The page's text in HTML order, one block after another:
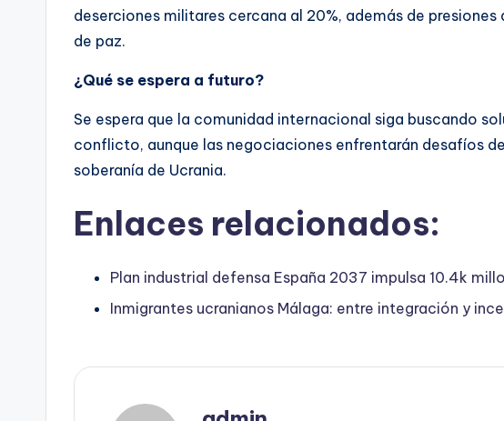
deserciones militares cercana al 20%, además de
de paz.
¿Qué se espera a futuro?
Se espera que la comunidad internacional siga buscando
conflicto, aunque las negociaciones enfrentarán desafíos
soberanía de Ucrania.
Enlaces relacionados:
Plan industrial defensa España 2037 impulsa 10.4k
Inmigrantes ucranianos Málaga: entre integración y